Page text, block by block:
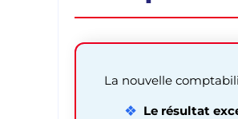
La nouvelle
Le résultat